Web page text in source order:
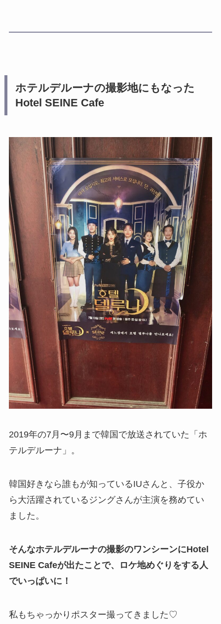
ホテルデルーナの撮影地にもなった
Hotel SEINE Cafe
2019年の7月〜9月まで韓国で放送されていた「ホ
テルデルーナ」。
韓国好きなら誰もが知っているIUさんと、子役か
ら大活躍されているジングさんが主演を務めてい
ました。
そんなホテルデルーナの撮影のワンシーンにHotel
SEINE Cafeが出たことで、ロケ地めぐりをする人
でいっぱいに！
私もちゃっかりポスター撮ってきました♡